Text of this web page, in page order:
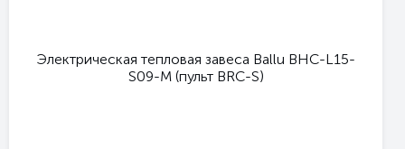
Электрическая тепловая завеса Ballu BHC-L15-
S09-M (пульт BRC-S)